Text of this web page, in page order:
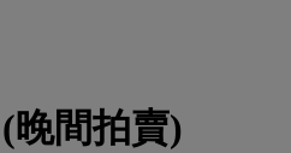
晚間拍賣)